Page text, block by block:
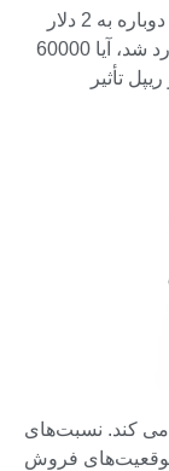
آخرین شانس برای شیبا اینو (SHIB): آیا XRP دوباره به 2 دلار
خواهد رسید؟ روند صعودی بیت کوین (BTC) رد شد، آیا 60000
تأثیر
می کند. نسبت‌های
موقعیت‌های فروش